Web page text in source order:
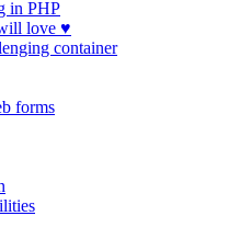
in PHP
love ♥
container
forms